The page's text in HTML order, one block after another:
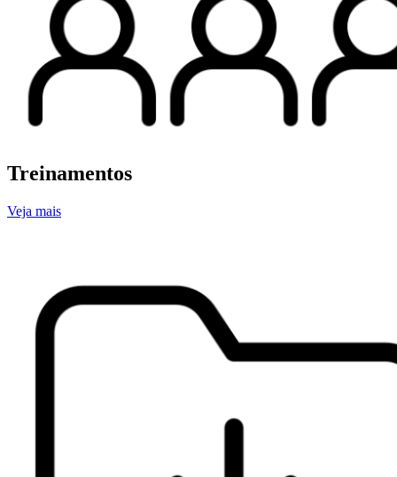
Treinamentos
Veja mais